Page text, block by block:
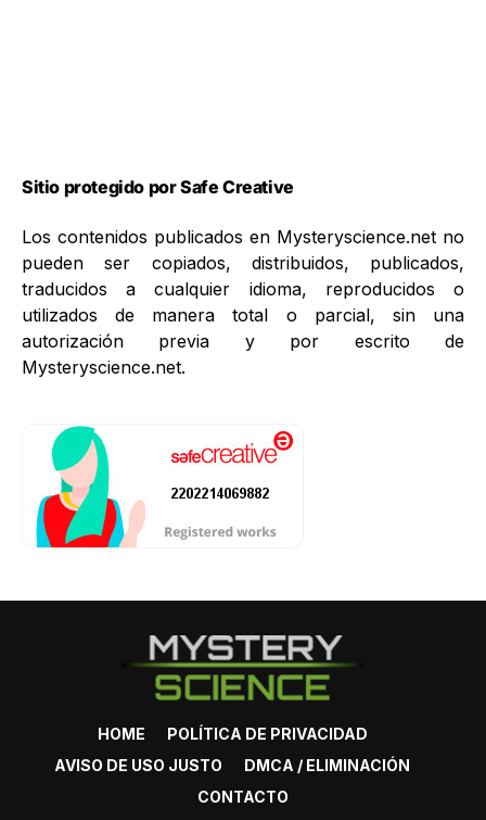
Sitio protegido por Safe Creative
Los contenidos publicados en Mysteryscience.net no
pueden ser copiados, distribuidos, publicados,
traducidos a cualquier idioma, reproducidos o
utilizados de manera total o parcial, sin una
autorización previa y por escrito de
Mysteryscience.net.
HOME
POLÍTICA DE PRIVACIDAD
AVISO DE USO JUSTO
DMCA / ELIMINACIÓN
CONTACTO